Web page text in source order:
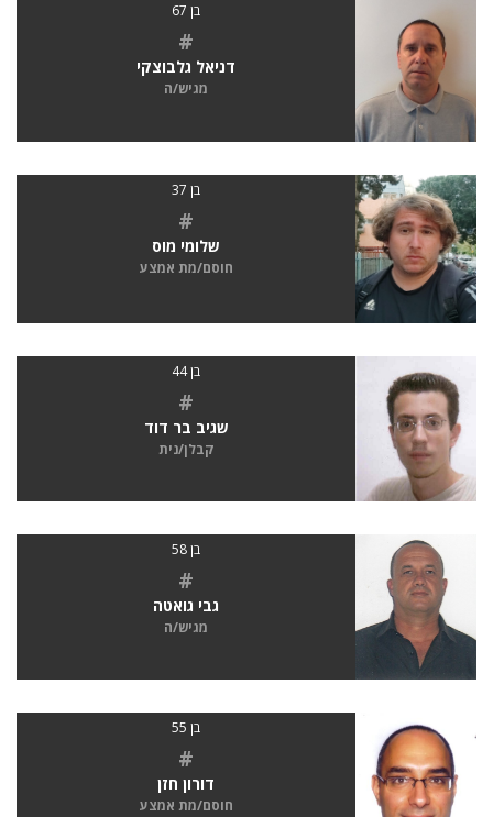
בן 67
#
דניאל גלבוצקי
מגיש/ה
בן 37
#
שלומי מוס
חוסם/מת אמצע
בן 44
#
שגיב בר דוד
קבלן/נית
בן 58
#
גבי גואטה
מגיש/ה
בן 55
#
דורון חזן
חוסם/מת אמצע